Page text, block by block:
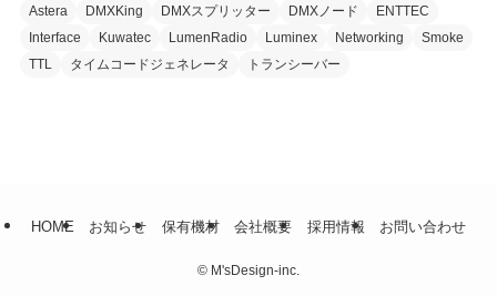
Astera DMXKing DMXスプリッター DMXノード
ENTTEC
Interface
Kuwatec LumenRadio Luminex Networking
Smoke
TTL
タイムコードジェネレータ トランシーバー
HOME お知らせ 保有機材 会社概要 採用情報 お問い合わせ
© M'sDesign-inc.